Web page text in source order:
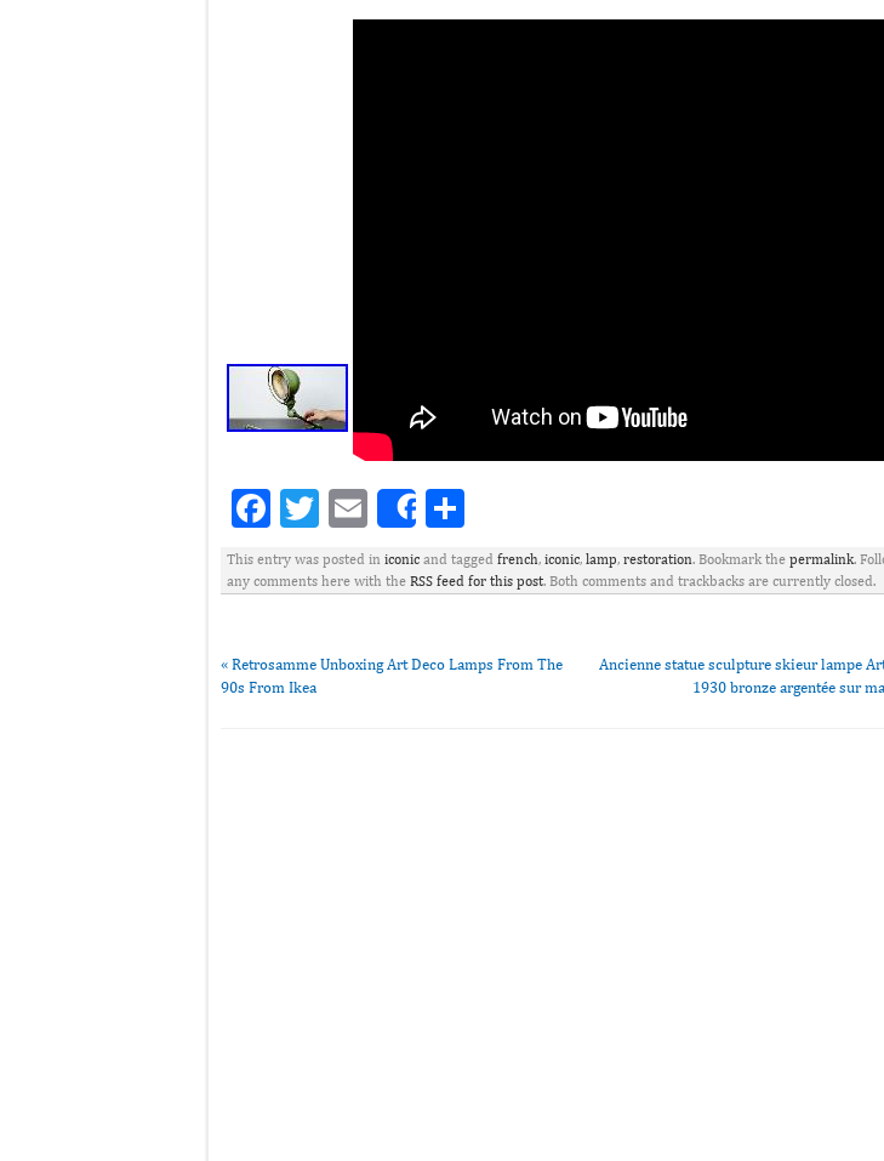
Facebook
Twitter
EmailShare
This entry was posted in iconic and tagged french, iconic, lamp, restoration. Bookmark the permalink.
any comments here with the RSS feed for this post. Both comments and trackbacks are currently closed.
« Retrosamme Unboxing Art Deco Lamps From The
90s From Ikea
Ancienne statue sculpture skieur lampe
1930 bronze argentée sur